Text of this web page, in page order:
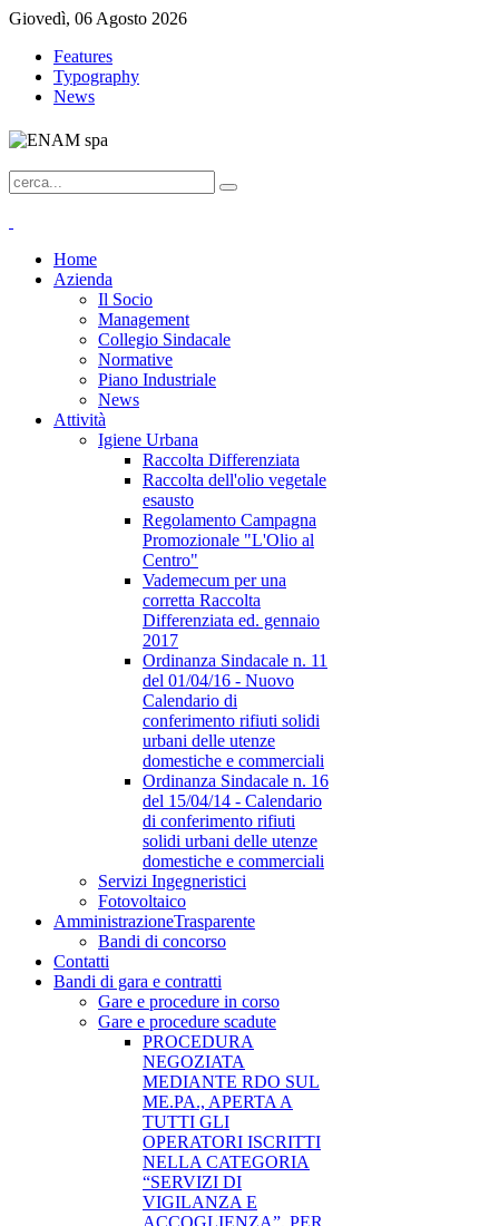
Giovedì, 06 Agosto 2026
Features
Typography
News
Home
Azienda
Il Socio
Management
Collegio Sindacale
Normative
Piano Industriale
News
Attività
Igiene Urbana
Raccolta Differenziata
Raccolta dell'olio vegetale
esausto
Regolamento Campagna
Promozionale "L'Olio al
Centro"
Vademecum per una
corretta Raccolta
Differenziata ed. gennaio
2017
Ordinanza Sindacale n. 11
del 01/04/16 - Nuovo
Calendario di
conferimento rifiuti solidi
urbani delle utenze
domestiche e commerciali
Ordinanza Sindacale n. 16
del 15/04/14 - Calendario
di conferimento rifiuti
solidi urbani delle utenze
domestiche e commerciali
Servizi Ingegneristici
Fotovoltaico
AmministrazioneTrasparente
Bandi di concorso
Contatti
Bandi di gara e contratti
Gare e procedure in corso
Gare e procedure scadute
PROCEDURA
NEGOZIATA
MEDIANTE RDO SUL
ME.PA., APERTA A
TUTTI GLI
OPERATORI ISCRITTI
NELLA CATEGORIA
“SERVIZI DI
VIGILANZA E
ACCOGLIENZA”, PER